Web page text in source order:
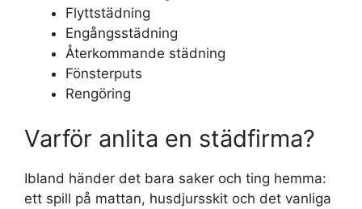
Flyttstädning
Engångsstädning
Återkommande städning
Fönsterputs
Rengöring
Varför anlita en städfirma?
Ibland händer det bara saker och ting hemma:
ett spill på mattan, husdjursskit och det vanliga